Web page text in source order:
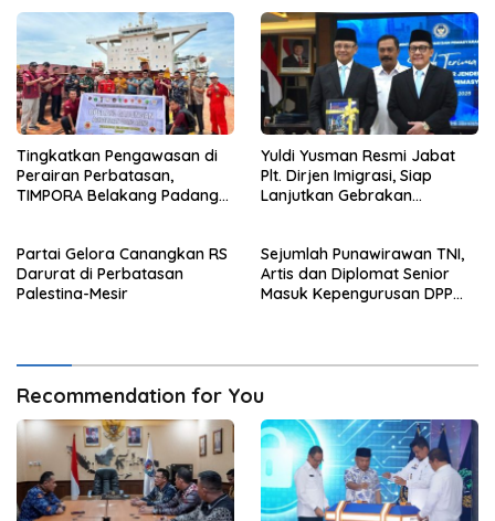
Tingkatkan Pengawasan di
Perairan Perbatasan,
TIMPORA Belakang Padang
Yuldi Yusman Resmi Jabat
Plt. Dirjen Imigrasi, Siap
Lanjutkan Gebrakan
Partai Gelora Canangkan RS
Darurat di Perbatasan
Palestina-Mesir
Sejumlah Punawirawan TNI,
Artis dan Diplomat Senior
Masuk Kepengurusan DPP
Recommendation for You